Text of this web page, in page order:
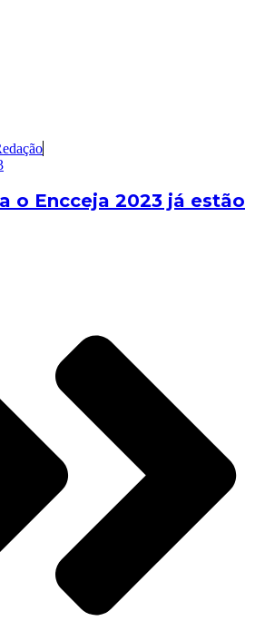
o Encceja 2023 já estão